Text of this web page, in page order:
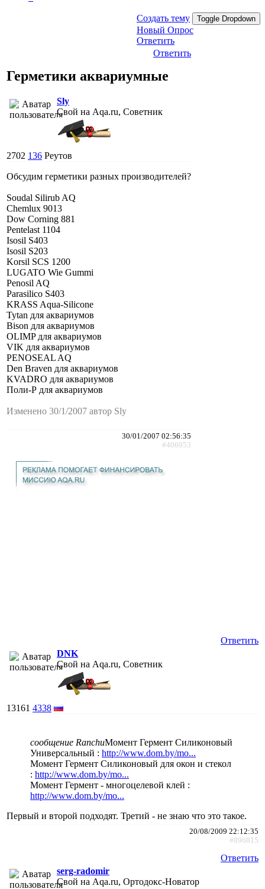
Создать тему Toggle Dropdown
Новый Опрос
Ответить
Ответить
Герметики аквариумные
Sly
Свой на Aqa.ru, Советник
2702 136 Реутов
Обсудим герметики разных производителей?
Soudal Silirub AQ
Chemlux 9013
Dow Corning 881
Pentelast 1104
Isosil S403
Isosil S203
Korsil SCS 1200
LUGATO Wie Gummi
Penosil AQ
Parasilico S403
KRASS Aqua-Silicone
Tytan для аквариумов
Bison для аквариумов
OLIMP для аквариумов
VIK для аквариумов
PENOSEAL AQ
Den Braven для аквариумов
KVADRO для аквариумов
Поли-Р для аквариумов
Изменено 30/1/2007 автор Sly
30/01/2007 02:56:35
#406953
Ответить
DNK
Свой на Aqa.ru, Советник
13161 4338
сообщение RanchuМомент Гермент Силиконовый
Универсальный : http://www.dom.by/mo...
Момент Гермент Силиконовый для окон и стекол
: http://www.dom.by/mo...
Момент Гермент - многоцелевой клей :
http://www.dom.by/mo...
Первый и второй подходят. Третий - не знаю что это такое.
20/08/2009 22:12:35
#896815
Ответить
serg-radomir
Свой на Aqa.ru, Ортодокс-Новатор